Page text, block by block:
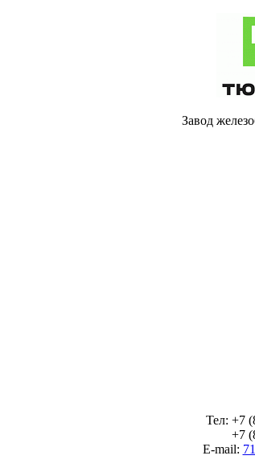
Завод
Тел: +7
+7
E-mail: